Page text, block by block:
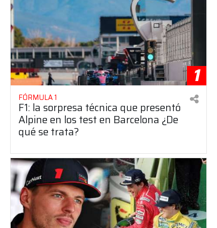
1
FÓRMULA 1
F1: la sorpresa técnica que presentó
Alpine en los test en Barcelona ¿De
qué se trata?